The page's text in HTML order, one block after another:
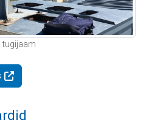
tugijaam